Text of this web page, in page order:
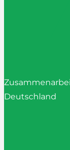
Deutschland